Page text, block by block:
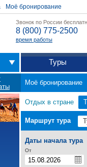
Моё бронирование
Звонок по России
8 (800) 775-2500
время работы
Туры
Моё бронирование
Отдых в стране
Маршрут тура
Даты начала тура
От